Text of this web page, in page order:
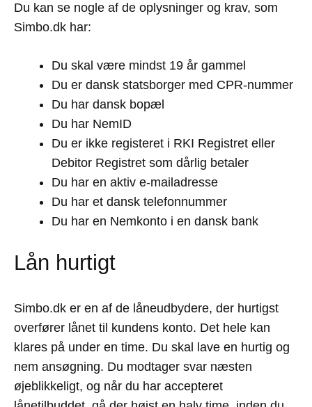
Du kan se nogle af de oplysninger og krav, som
Simbo.dk har:
Du skal være mindst 19 år gammel
Du er dansk statsborger med CPR-nummer
Du har dansk bopæl
Du har NemID
Du er ikke registeret i RKI Registret eller
Debitor Registret som dårlig betaler
Du har en aktiv e-mailadresse
Du har et dansk telefonnummer
Du har en Nemkonto i en dansk bank
Lån hurtigt
Simbo.dk er en af de låneudbydere, der hurtigst
overfører lånet til kundens konto. Det hele kan
klares på under en time. Du skal lave en hurtig og
nem ansøgning. Du modtager svar næsten
øjeblikkeligt, og når du har accepteret